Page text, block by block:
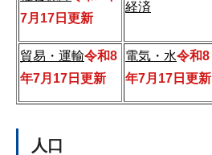
7月17 日更新
経済
貿易・運輸令和8
年7月17日更新
電気・水令和8
年7月17日更新
人口